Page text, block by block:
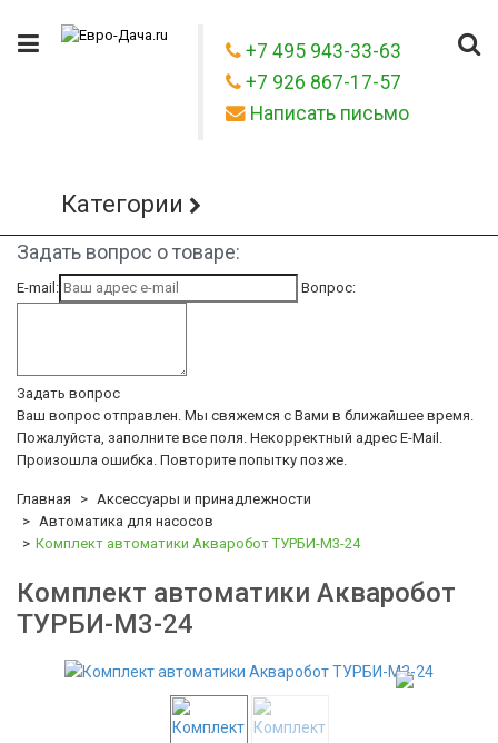
+7 495 943-33-63
+7 926 867-17-57
Написать письмо
Категории
Задать вопрос о товаре:
E-mail: Вопрос:
Задать вопрос
Ваш вопрос отправлен. Мы свяжемся с Вами в ближайшее время.
Пожалуйста, заполните все поля. Некорректный адрес E-Mail.
Произошла ошибка. Повторите попытку позже.
Главная
Аксессуары и принадлежности
Автоматика для насосов
Комплект автоматики Акваробот ТУРБИ-М3-24
Комплект автоматики Акваробот
ТУРБИ-М3-24